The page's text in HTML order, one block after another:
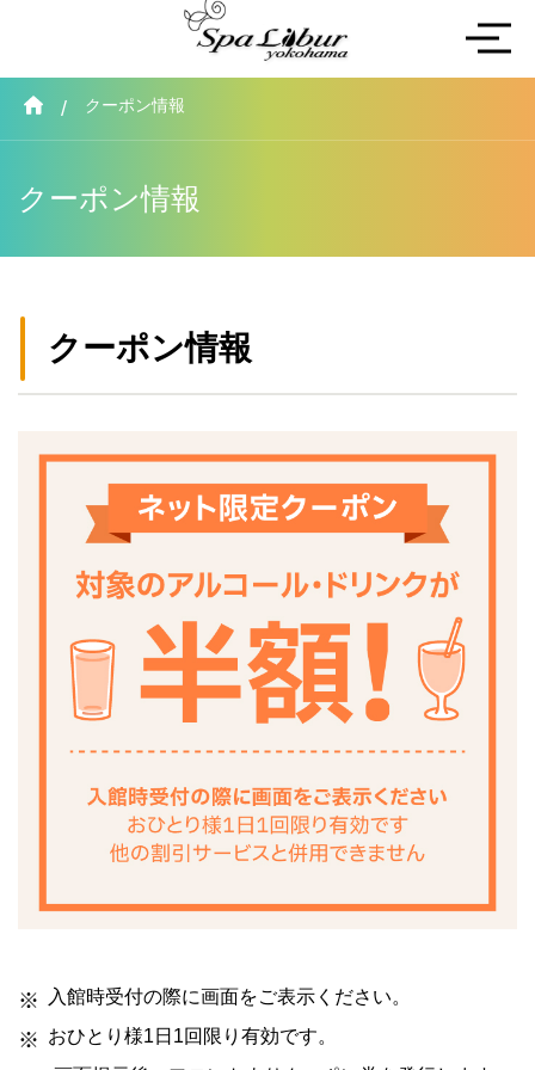
クーポン情報
クーポン情報
クーポン情報
入館時受付の際に画面をご表示ください。
おひとり様1日1回限り有効です。